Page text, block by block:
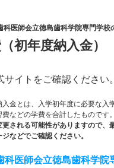
科医師会立徳島歯科学院専門学校
初年度納入金）
サイトをご確認ください。
金とは、入学初年度に必要な入
などの学費を合計したものです。
される可能性がありますので、
などでご確認ください。
科医師会立徳島歯科学院